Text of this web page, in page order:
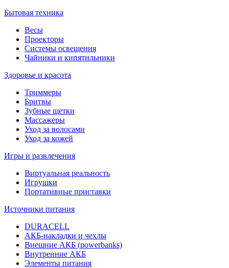
Бытовая техника
Весы
Проекторы
Системы освещения
Чайники и кипятильники
Здоровье и красота
Триммеры
Бритвы
Зубные щетки
Массажеры
Уход за волосами
Уход за кожей
Игры и развлечения
Виртуальная реальность
Игрушки
Портативные приставки
Источники питания
DURACELL
АКБ-накладки и чехлы
Внешние АКБ (powerbanks)
Внутренние АКБ
Элементы питания